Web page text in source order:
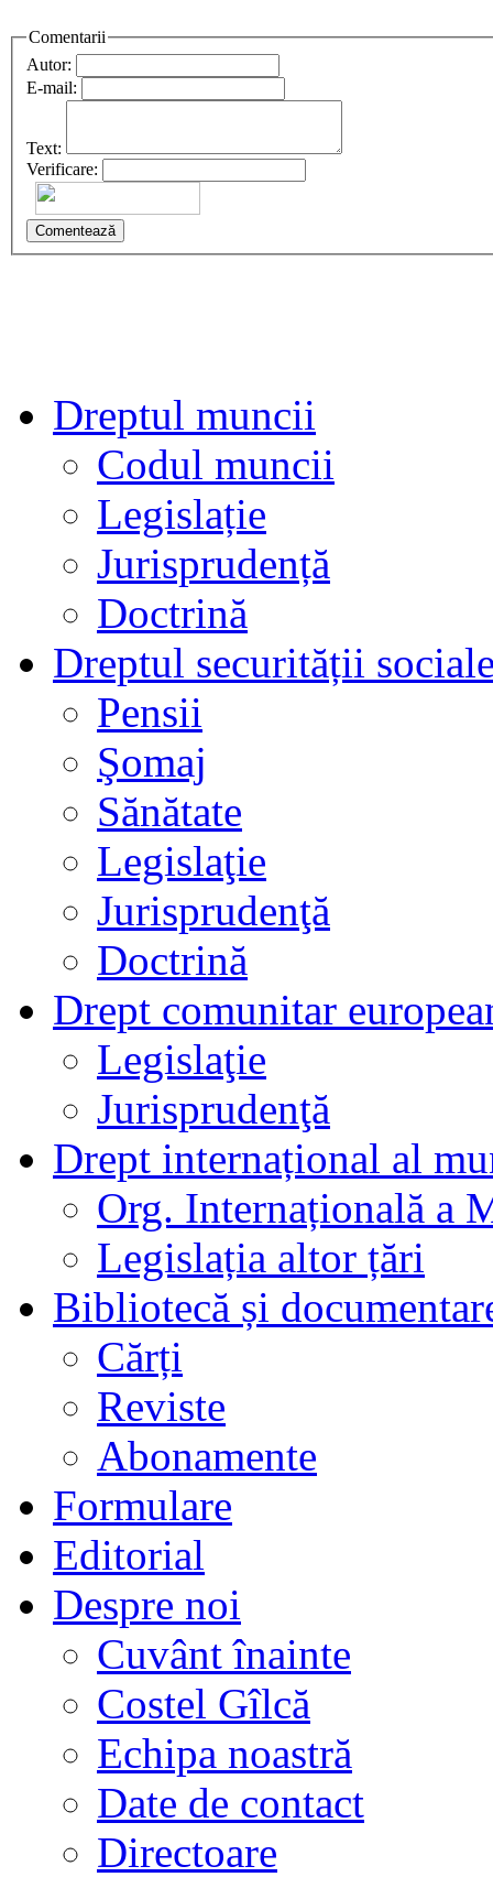
Comentarii
Autor:
E-mail:
Text:
Verificare:
Comentează
Dreptul muncii
Codul muncii
Legislație
Jurisprudență
Doctrină
Dreptul securității
Pensii
Şomaj
Sănătate
Legislaţie
Jurisprudenţă
Doctrină
Drept comunitar
Legislaţie
Jurisprudenţă
Drept internațional al
Org. Internațională a
Legislația altor țări
Bibliotecă și
Cărți
Reviste
Abonamente
Formulare
Editorial
Despre noi
Cuvânt înainte
Costel Gîlcă
Echipa noastră
Date de contact
Directoare